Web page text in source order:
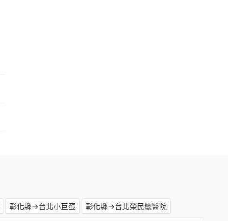
彰化縣→台北小巨蛋
彰化縣→台北榮民總醫院